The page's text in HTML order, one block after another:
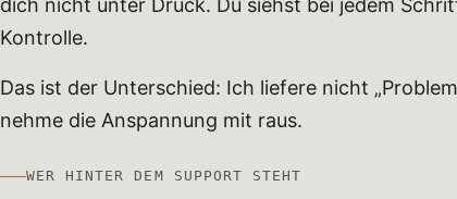
Kontrolle.
Das ist der Unterschied: Ich liefere nicht
nehme die Anspannung mit raus.
WER HINTER DEM SUPPORT STEHT